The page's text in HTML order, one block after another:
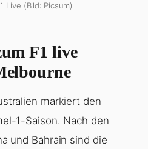
Live (Bild: Picsum)
F1 live
markiert den
1-Saison. Nach den
und Bahrain sind die